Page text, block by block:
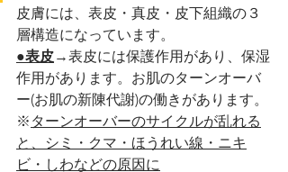
皮膚には、表皮・真皮・皮下組織の３
層構造になっています。
●表皮→表皮には保護作用があり、保湿
作用があります。お肌のターンオーバ
ー(お肌の新陳代謝)の働きがあります。
※ ターンオーバーのサイクルが乱れる
と、シミ・クマ・ほうれい線・ニキ
ビ・しわなどの原因に